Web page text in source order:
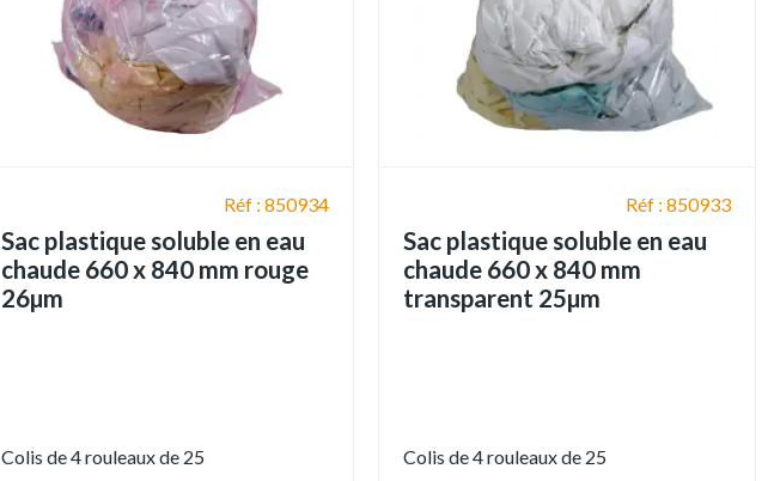
Réf : 850934
Sac plastique soluble en eau
chaude 660 x 840 mm rouge
26µm
Colis de 4 rouleaux de 25
Réf : 850933
Sac plastique soluble en eau
chaude 660 x 840 mm
transparent 25µm
Colis de 4 rouleaux de 25